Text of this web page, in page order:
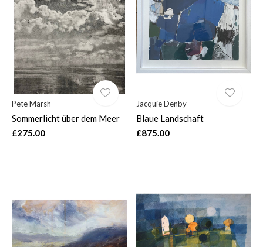
Pete Marsh
Sommerlicht über dem Meer
£275.00
Jacquie Denby
Blaue Landschaft
£875.00